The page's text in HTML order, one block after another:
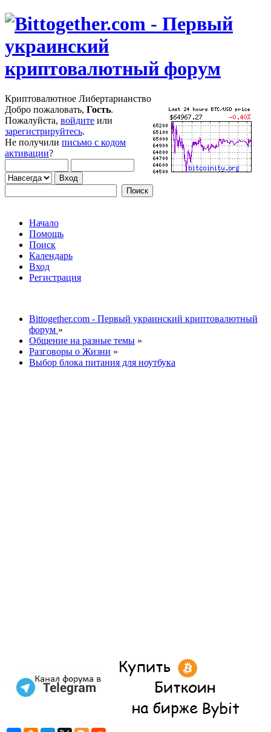
Криптовалютное Либертарианство
Добро пожаловать, Гость.
Пожалуйста, войдите или
зарегистрируйтесь.
Не получили письмо с кодом
активации?
Начало
Помощь
Поиск
Календарь
Вход
Регистрация
Bittogether.com - Первый украинский криптовалютный
форум »
Общение на разные темы »
Разговоры о Жизни »
Выбор блока питания для ноутбука